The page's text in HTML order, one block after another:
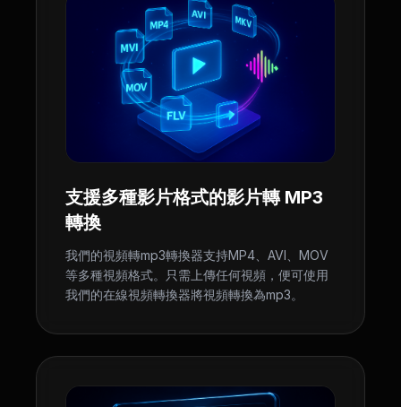
支援多種影片格式的影片轉 MP3
轉換
我們的視頻轉mp3轉換器支持MP4、AVI、MOV
等多種視頻格式。只需上傳任何視頻，便可使用
我們的在線視頻轉換器將視頻轉換為mp3。